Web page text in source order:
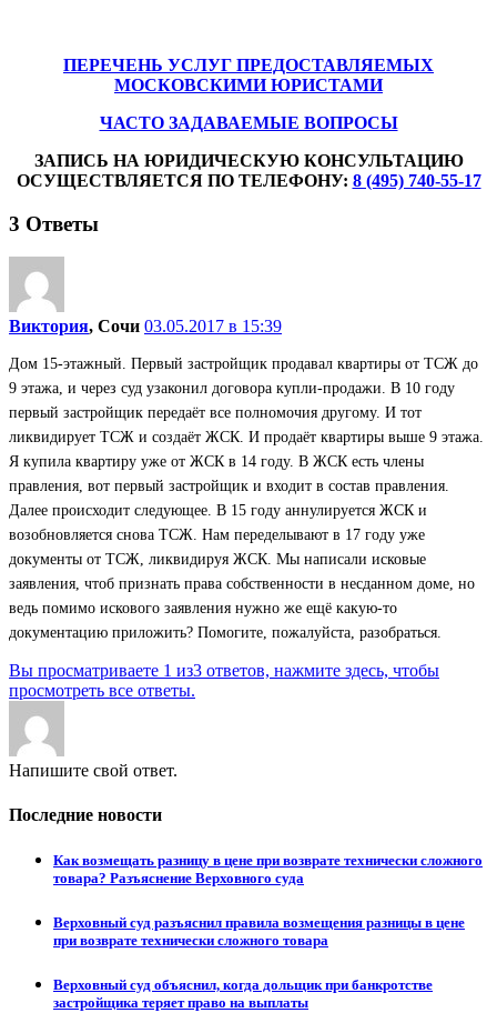
ПЕРЕЧЕНЬ УСЛУГ ПРЕДОСТАВЛЯЕМЫХ
МОСКОВСКИМИ ЮРИСТАМИ
ЧАСТО ЗАДАВАЕМЫЕ ВОПРОСЫ
ЗАПИСЬ НА ЮРИДИЧЕСКУЮ КОНСУЛЬТАЦИЮ
ОСУЩЕСТВЛЯЕТСЯ ПО ТЕЛЕФОНУ: 8 (495) 740-55-17
3 Ответы
Виктория, Сочи 03.05.2017 в 15:39
Дом 15-этажный. Первый застройщик продавал квартиры от ТСЖ до
9 этажа, и через суд узаконил договора купли-продажи. В 10 году
первый застройщик передаёт все полномочия другому. И тот
ликвидирует ТСЖ и создаёт ЖСК. И продаёт квартиры выше 9 этажа.
Я купила квартиру уже от ЖСК в 14 году. В ЖСК есть члены
правления, вот первый застройщик и входит в состав правления.
Далее происходит следующее. В 15 году аннулируется ЖСК и
возобновляется снова ТСЖ. Нам переделывают в 17 году уже
документы от ТСЖ, ликвидируя ЖСК. Мы написали исковые
заявления, чтоб признать права собственности в несданном доме, но
ведь помимо искового заявления нужно же ещё какую-то
документацию приложить? Помогите, пожалуйста, разобраться.
Вы просматриваете 1 из3 ответов, нажмите здесь, чтобы
просмотреть все ответы.
Напишите свой ответ.
Последние новости
Как возмещать разницу в цене при возврате технически сложного
товара? Разъяснение Верховного суда
Верховный суд разъяснил правила возмещения разницы в цене
при возврате технически сложного товара
Верховный суд объяснил, когда дольщик при банкротстве
застройщика теряет право на выплаты